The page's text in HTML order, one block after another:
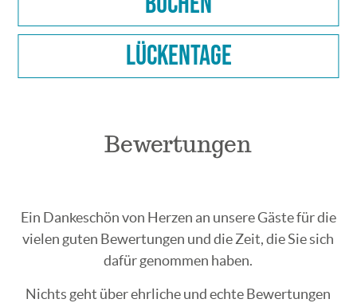
Lückentage
Bewertungen
Ein Dankeschön von Herzen an unsere Gäste für die
vielen guten Bewertungen und die Zeit, die Sie sich
dafür genommen haben.
Nichts geht über ehrliche und echte Bewertungen